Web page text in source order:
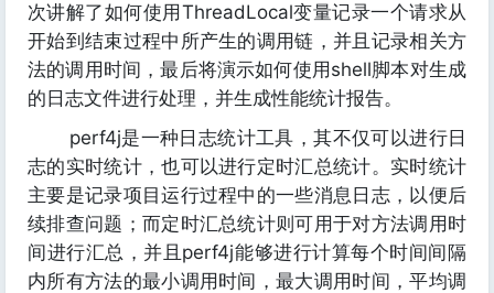
次讲解了如何使用ThreadLocal变量记录一个请求从
开始到结束过程中所产生的调用链，并且记录相关方
法的调用时间，最后将演示如何使用shell脚本对生成
的日志文件进行处理，并生成性能统计报告。
perf4j是一种日志统计工具，其不仅可以进行日
志的实时统计，也可以进行定时汇总统计。实时统计
主要是记录项目运行过程中的一些消息日志，以便后
续排查问题；而定时汇总统计则可用于对方法调用时
间进行汇总，并且perf4j能够进行计算每个时间间隔
内所有方法的最小调用时间，最大调用时间，平均调